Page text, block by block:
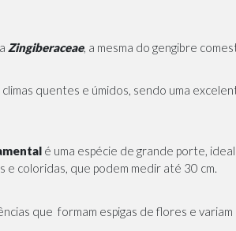
Zingiberaceae, a mesma do gengibre
quentes e úmidos, sendo uma
é uma espécie de grande porte,
e coloridas, que podem medir até 30 cm.
que formam espigas de flores e